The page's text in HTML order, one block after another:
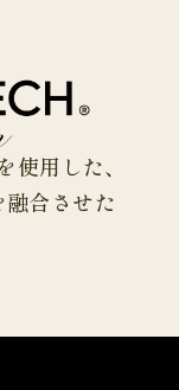
用した、
合させた